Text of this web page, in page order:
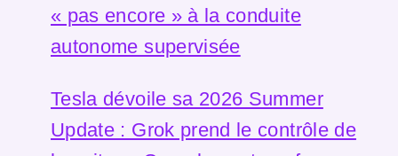
« pas encore » à la conduite
autonome supervisée
Tesla dévoile sa 2026 Summer
Update : Grok prend le contrôle de